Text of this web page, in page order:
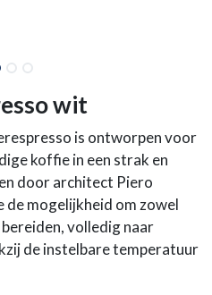
wit
is ontworpen voor
koffie in een strak en
door architect Piero
de mogelijkheid om zowel
volledig naar
de instelbare temperatuur